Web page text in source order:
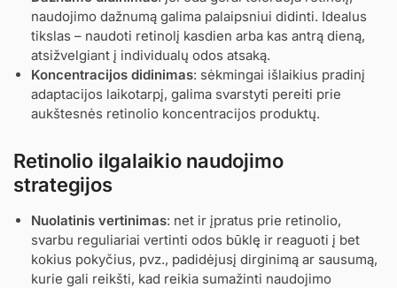
naudojimo dažnumą galima palaipsniui didinti. Idealus
tikslas – naudoti retinolį kasdien arba kas antrą dieną,
atsižvelgiant į individualų odos atsaką.
Koncentracijos didinimas: sėkmingai išlaikius pradinį
adaptacijos laikotarpį, galima svarstyti pereiti prie
aukštesnės retinolio koncentracijos produktų.
Retinolio ilgalaikio naudojimo
strategijos
Nuolatinis vertinimas: net ir įpratus prie retinolio,
svarbu reguliariai vertinti odos būklę ir reaguoti į bet
kokius pokyčius, pvz., padidėjusį dirginimą ar sausumą,
kurie gali reikšti, kad reikia sumažinti naudojimo